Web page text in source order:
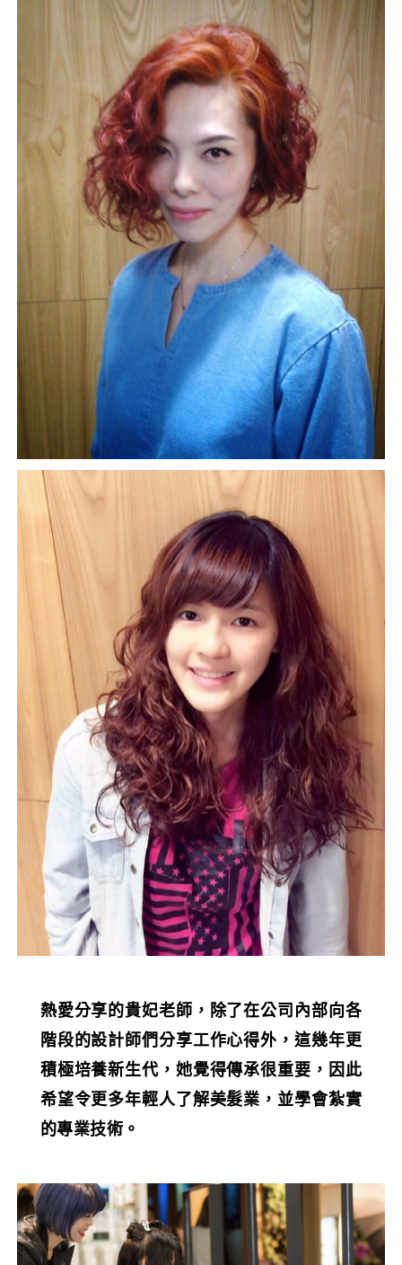
熱愛分享的貴妃老師，除了在公司內部向各
階段的設計師們分享工作心得外，這幾年更
積極培養新生代，她覺得傳承很重要，因此
希望令更多年輕人了解美髮業，並學會紮實
的專業技術。